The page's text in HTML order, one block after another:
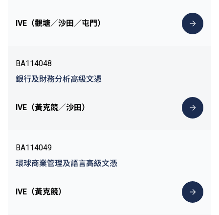
IVE（觀塘／沙田／屯門）
BA114048
銀行及財務分析高級文憑
IVE（黃克競／沙田）
BA114049
環球商業管理及語言高級文憑
IVE（黃克競）